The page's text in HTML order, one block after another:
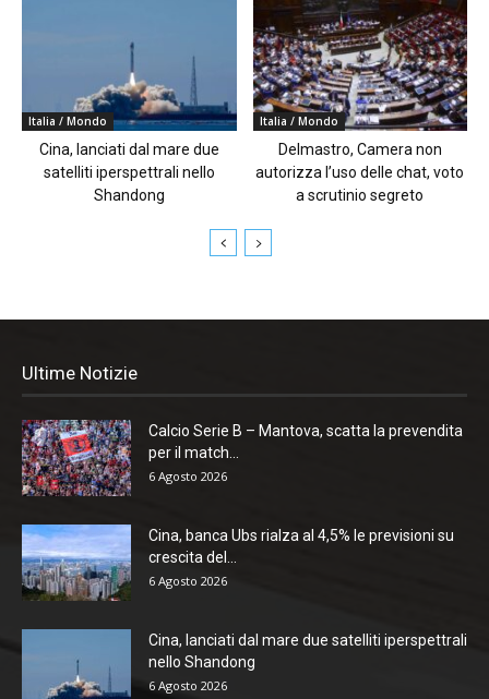
Italia / Mondo
Cina, lanciati dal mare due
satelliti iperspettrali nello
Shandong
Italia / Mondo
Delmastro, Camera non
autorizza l’uso delle chat, voto
a scrutinio segreto
Ultime Notizie
Calcio Serie B – Mantova, scatta la prevendita
per il match...
6 Agosto 2026
Cina, banca Ubs rialza al 4,5% le previsioni su
crescita del...
6 Agosto 2026
Cina, lanciati dal mare due satelliti iperspettrali
nello Shandong
6 Agosto 2026